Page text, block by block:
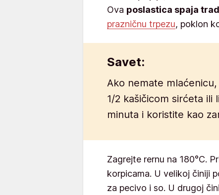
Ova poslastica spaja
prazničnu trpezu, poklon
Savet:
Ako nemate
1/2 kašičicom sirćeta
minuta i koristite kao
Zagrejte rernu na 180°C.
korpicama. U velikoj činiji
za pecivo i so. U drugoj